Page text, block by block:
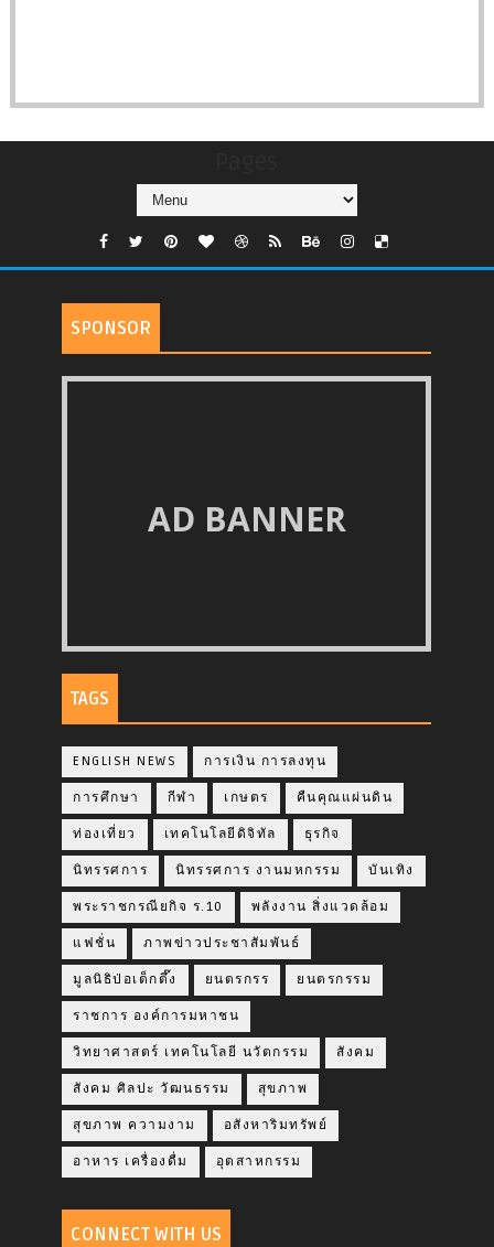
SPONSOR
AD BANNER
TAGS
ENGLISH NEWS การเงิน การลงทุน
การศึกษา กีฬา เกษตร คืนคุณแผ่นดิน
ท่องเที่ยว เทคโนโลยีดิจิทัล ธุรกิจ
นิทรรศการ นิทรรศการ งานมหกรรม บันเทิง
พระราชกรณียกิจ ร.10 พลังงาน สิ่งแวดล้อม
แฟชั่น ภาพข่าวประชาสัมพันธ์
มูลนิธิป่อเต็กตึ๊ง ยนตรกรร ยนตรกรรม
ราชการ องค์การมหาชน
วิทยาศาสตร์ เทคโนโลยี นวัตกรรม สังคม
สังคม ศิลปะ วัฒนธรรม สุขภาพ
สุขภาพ ความงาม อสังหาริมทรัพย์
อาหาร เครื่องดื่ม อุตสาหกรรม
CONNECT WITH US